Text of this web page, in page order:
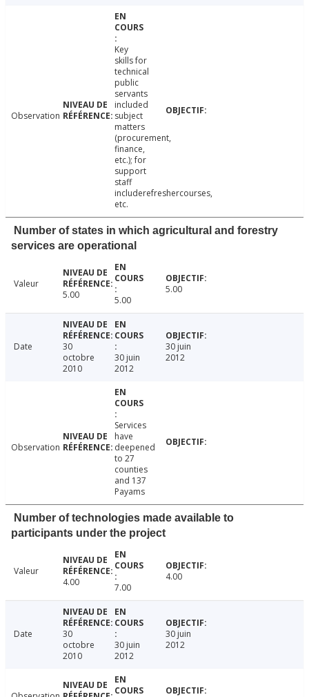
Observation
Key
skills for
technical
public
servants
included
subject
matters
(procurement,
finance,
etc.); for
support
staff
includerefreshercourses,
etc.
Number of states in which agricultural and forestry
services are operational
Valeur
5.00
5.00
5.00
Date
30
octobre
2010
30 juin
2012
30 juin
2012
Observation
Services
have
deepened
to 27
counties
and 137
Payams
Number of technologies made available to
participants under the project
Valeur
4.00
7.00
4.00
Date
30
octobre
2010
30 juin
2012
30 juin
2012